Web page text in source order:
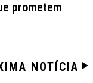
prometem
NOTÍCIA